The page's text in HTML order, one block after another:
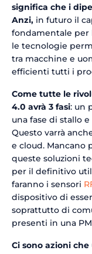
significa che i
Anzi, in futuro il
fondamentale per
le tecnologie
tra macchine e
efficienti tutti i
Come tutte le
4.0 avrà 3 fasi: un
una fase di stallo
Questo varrà
e cloud. Mancano
queste soluzioni
per il definitivo
faranno i sensori
dispositivo di
soprattutto di
presenti in una
Ci sono azioni